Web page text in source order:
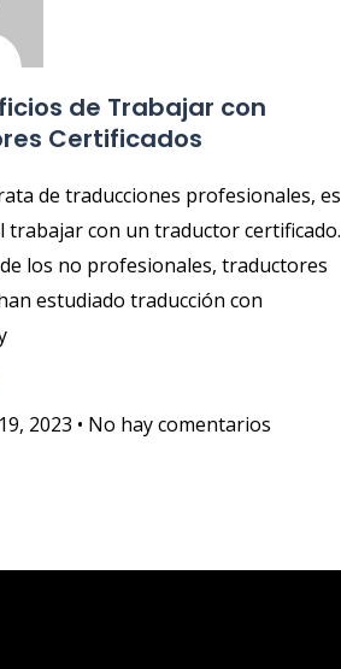
de Trabajar con
Certificados
de traducciones profesionales, es
trabajar con un traductor certificado.
los no profesionales, traductores
estudiado traducción con
2023
No hay comentarios